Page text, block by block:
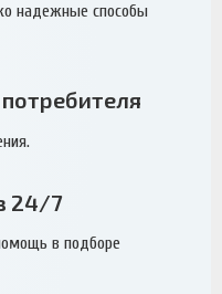
надежные способы
24/7
в подборе